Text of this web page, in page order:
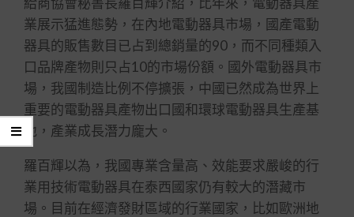
業展示猛進態勢，在內地電動器具市場，國產電動
器具的販售數目已占到總銷量的90，而不同種類入
口品牌產物則只占10的市場份額。國外電動器具市
場，我國制造比例不停擴張，中國已然成為世界上
重要的電動器具產物出口國和環球電動器具生產基
地，產業成長潛力龐大。
羅百輝以為，我國專業含量高、效能要求嚴峻的行
業用技術電動器具在泰西國家仍有較大的潛藏市
場。目前在經濟發財區域的行業國家，比如歐洲地